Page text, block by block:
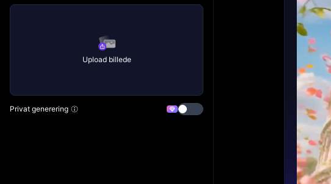
Upload billede
Privat generering